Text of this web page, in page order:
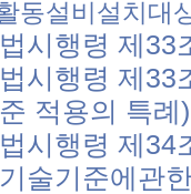
동설비설치대
시행령 제
시행령 제33
적용의 특례)
시행령 제
술기준에관